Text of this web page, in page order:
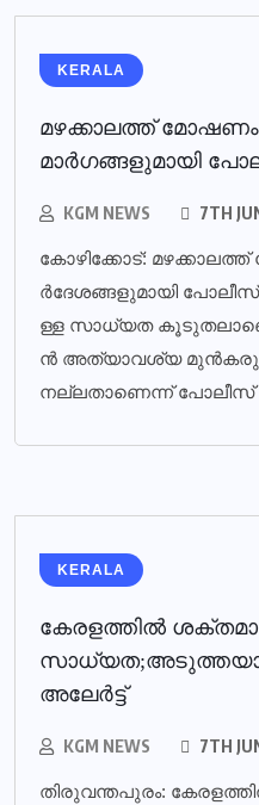
KERALA
മഴക്കാലത്ത്
മാര്‍ഗങ്ങളുമായി
KGM NEWS 7TH
കോ​ഴി​ക്കോ​ട്:
ര്‍​ദേ​ശ​ങ്ങ​ളു​മാ​യി​
ള്ള സാ​ധ്യ​ത
ന്‍ അ​ത്യാ​വ​ശ്യ
ന​ല്ല​താ​ണെ​ന്ന്
KERALA
കേരളത്തില്‍
അലേര്‍ട്ട്
KGM NEWS 7TH
തിരുവന്തപുരം: